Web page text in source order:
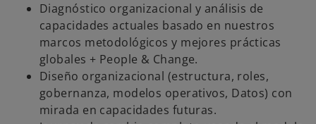
Diagnóstico organizacional y análisis de
capacidades actuales basado en nuestros
marcos metodológicos y mejores prácticas
globales + People & Change.
Diseño organizacional (estructura, roles,
gobernanza, modelos operativos, Datos) con
mirada en capacidades futuras.